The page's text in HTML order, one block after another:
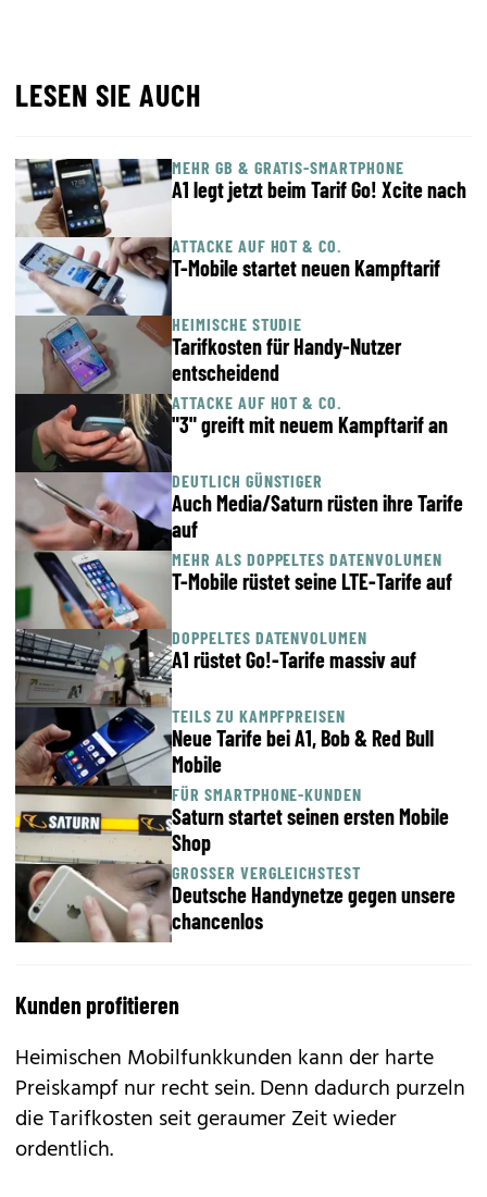
LESEN SIE AUCH
MEHR GB & GRATIS-SMARTPHONE
A1 legt jetzt beim Tarif Go! Xcite nach
ATTACKE AUF HOT & CO.
T-Mobile startet neuen Kampftarif
HEIMISCHE STUDIE
Tarifkosten für Handy-Nutzer
entscheidend
ATTACKE AUF HOT & CO.
"3" greift mit neuem Kampftarif an
DEUTLICH GÜNSTIGER
Auch Media/Saturn rüsten ihre Tarife
auf
MEHR ALS DOPPELTES DATENVOLUMEN
T-Mobile rüstet seine LTE-Tarife auf
DOPPELTES DATENVOLUMEN
A1 rüstet Go!-Tarife massiv auf
TEILS ZU KAMPFPREISEN
Neue Tarife bei A1, Bob & Red Bull
Mobile
FÜR SMARTPHONE-KUNDEN
Saturn startet seinen ersten Mobile
Shop
GROSSER VERGLEICHSTEST
Deutsche Handynetze gegen unsere
chancenlos
Kunden profitieren
Heimischen Mobilfunkkunden kann der harte
Preiskampf nur recht sein. Denn dadurch purzeln
die Tarifkosten seit geraumer Zeit wieder
ordentlich.